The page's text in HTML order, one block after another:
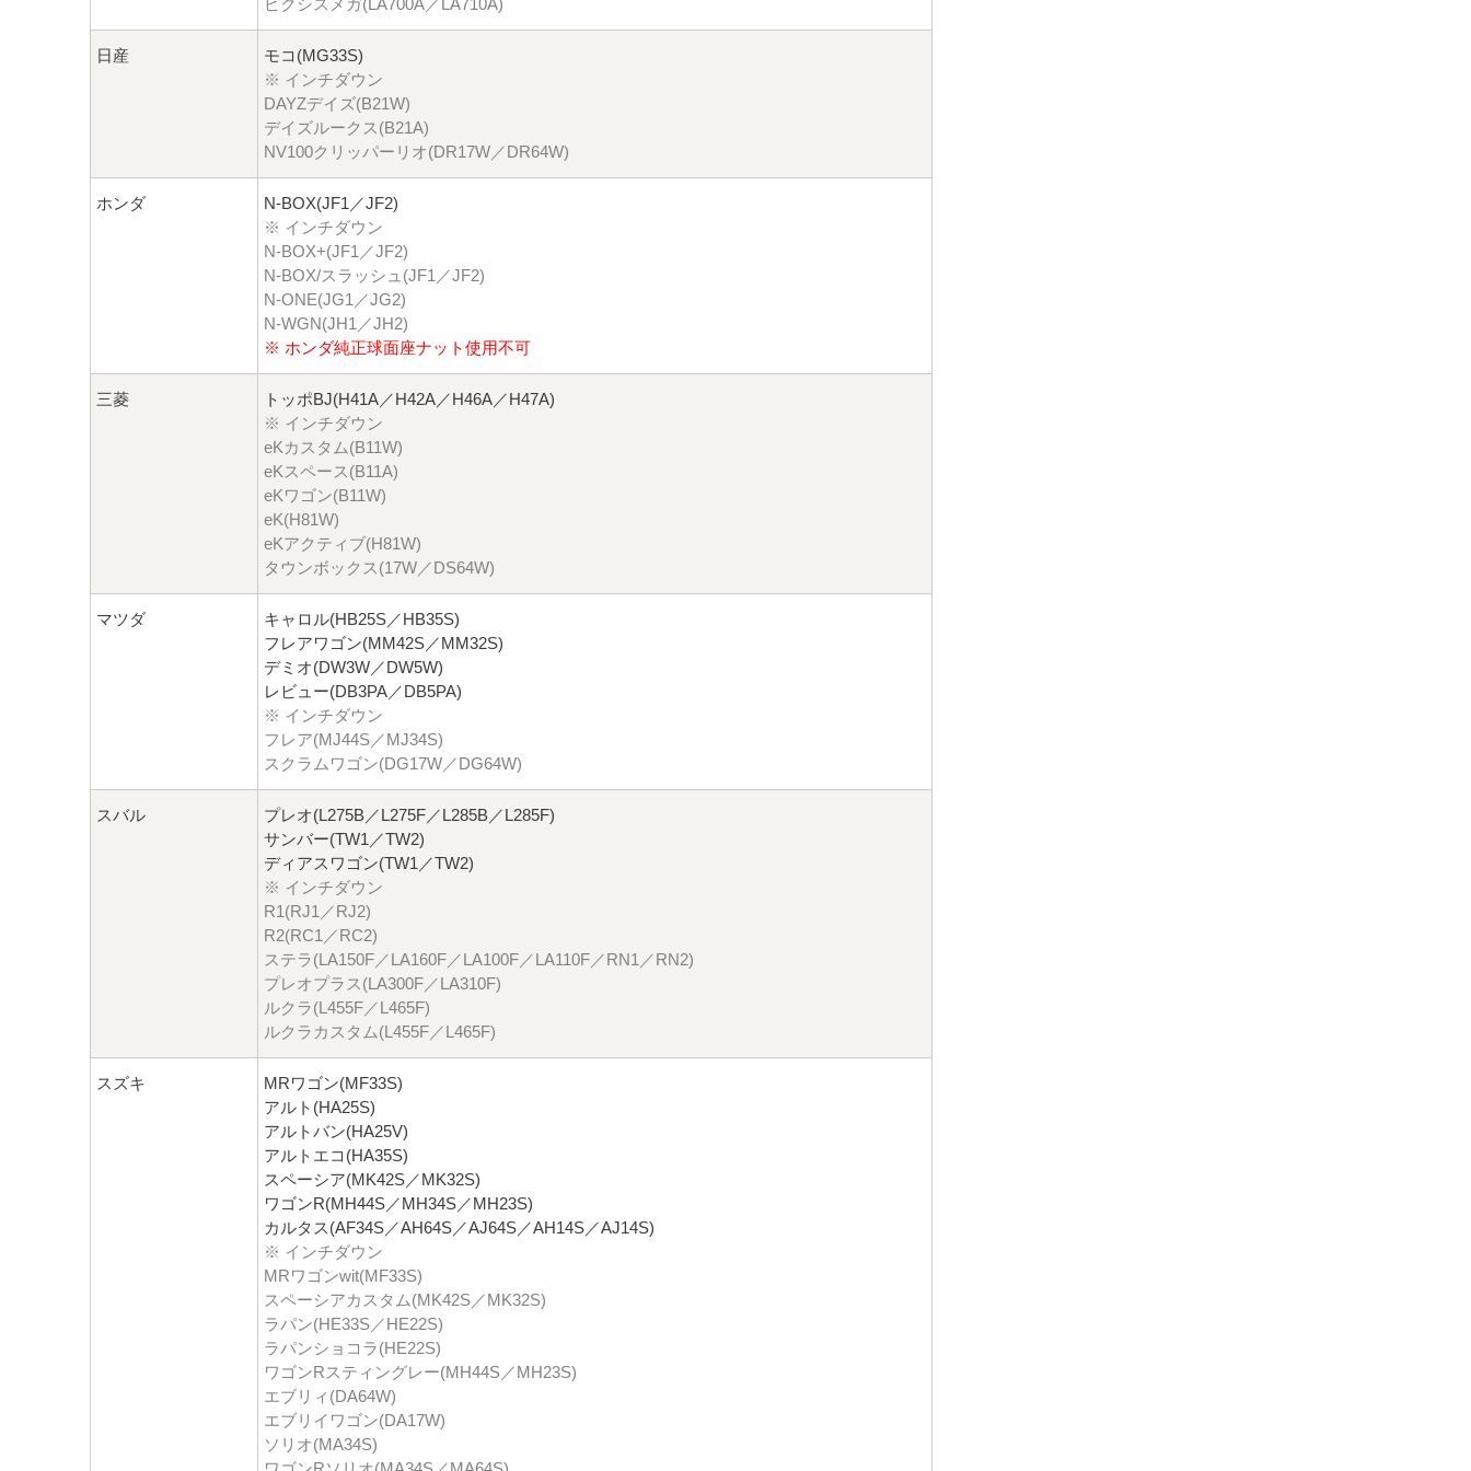
ピクシスメガ(LA700A／LA710A)
日産
モコ(MG33S)
※ インチダウン
DAYZデイズ(B21W)
デイズルークス(B21A)
NV100クリッパーリオ(DR17W／DR64W)
ホンダ
N-BOX(JF1／JF2)
※ インチダウン
N-BOX+(JF1／JF2)
N-BOX/スラッシュ(JF1／JF2)
N-ONE(JG1／JG2)
N-WGN(JH1／JH2)
※ ホンダ純正球面座ナット使用不可
三菱
トッポBJ(H41A／H42A／H46A／H47A)
※ インチダウン
eKカスタム(B11W)
eKスペース(B11A)
eKワゴン(B11W)
eK(H81W)
eKアクティブ(H81W)
タウンボックス(17W／DS64W)
マツダ
キャロル(HB25S／HB35S)
フレアワゴン(MM42S／MM32S)
デミオ(DW3W／DW5W)
レビュー(DB3PA／DB5PA)
※ インチダウン
フレア(MJ44S／MJ34S)
スクラムワゴン(DG17W／DG64W)
スバル
プレオ(L275B／L275F／L285B／L285F)
サンバー(TW1／TW2)
ディアスワゴン(TW1／TW2)
※ インチダウン
R1(RJ1／RJ2)
R2(RC1／RC2)
ステラ(LA150F／LA160F／LA100F／LA110F／RN1／RN2)
プレオプラス(LA300F／LA310F)
ルクラ(L455F／L465F)
ルクラカスタム(L455F／L465F)
スズキ
MRワゴン(MF33S)
アルト(HA25S)
アルトバン(HA25V)
アルトエコ(HA35S)
スペーシア(MK42S／MK32S)
ワゴンR(MH44S／MH34S／MH23S)
カルタス(AF34S／AH64S／AJ64S／AH14S／AJ14S)
※ インチダウン
MRワゴンwit(MF33S)
スペーシアカスタム(MK42S／MK32S)
ラパン(HE33S／HE22S)
ラパンショコラ(HE22S)
ワゴンRスティングレー(MH44S／MH23S)
エブリィ(DA64W)
エブリイワゴン(DA17W)
ソリオ(MA34S)